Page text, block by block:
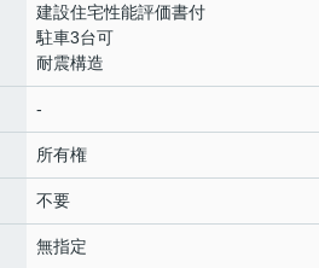
建設住宅性能評価書付
駐車3台可
耐震構造
-
所有権
不要
無指定